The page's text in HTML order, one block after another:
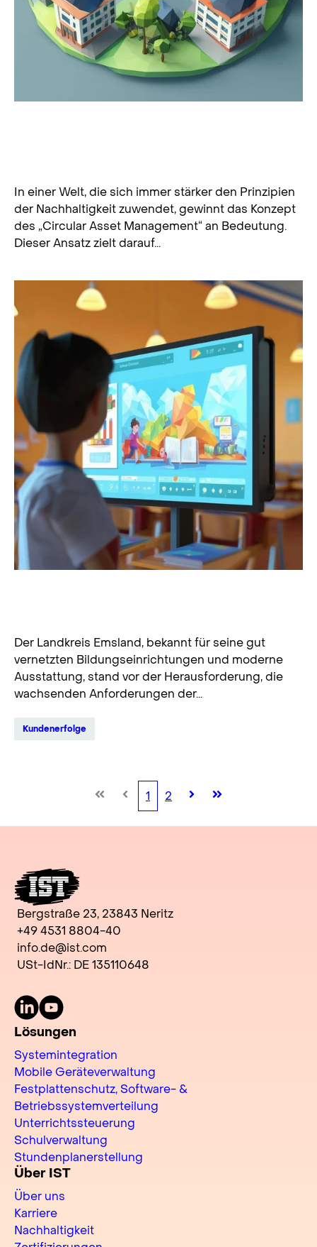
In einer Welt, die sich immer stärker den Prinzipien
der Nachhaltigkeit zuwendet, gewinnt das Konzept
des „Circular Asset Management“ an Bedeutung.
Dieser Ansatz zielt darauf...
Der Landkreis Emsland, bekannt für seine gut
vernetzten Bildungseinrichtungen und moderne
Ausstattung, stand vor der Herausforderung, die
wachsenden Anforderungen der...
Kundenerfolge
1 2
Bergstraße 23, 23843 Neritz
+49 4531 8804-40
info.de@ist.com
USt-IdNr.: DE 135110648
LinkedInYoutube
Lösungen
Systemintegration
Mobile Geräteverwaltung
Festplattenschutz, Software- &
Betriebssystemverteilung
Unterrichtssteuerung
Schulverwaltung
Stundenplanerstellung
Über IST
Über uns
Karriere
Nachhaltigkeit